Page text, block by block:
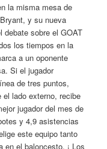
la misma mesa de
y su nueva
debate sobre el GOAT
los tiempos en la
a un oponente
Si el jugador
de tres puntos,
lado externo, recibe
jugador del mes de
y 4,9 asistencias
este equipo tanto
en el baloncesto, ¡ Los